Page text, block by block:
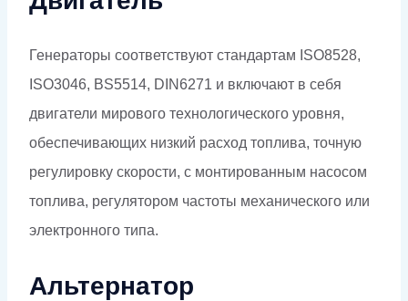
Генераторы соответствуют стандартам ISO8528,
ISO3046, BS5514, DIN6271 и включают в себя
двигатели мирового технологического уровня,
обеспечивающих низкий расход топлива, точную
регулировку скорости, с монтированным насосом
топлива, регулятором частоты механического или
электронного типа.
Альтернатор